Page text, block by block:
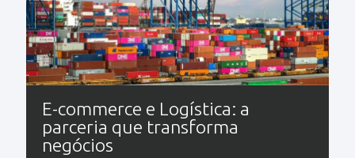
E-commerce e Logística: a
parceria que transforma
negócios